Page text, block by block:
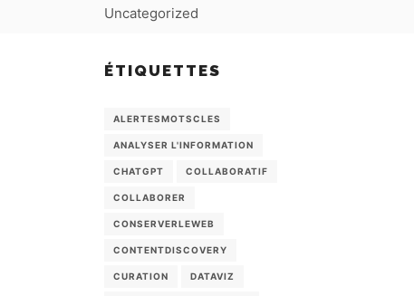
Uncategorized
ÉTIQUETTES
ALERTESMOTSCLES
ANALYSER L'INFORMATION
CHATGPT COLLABORATIF
COLLABORER
CONSERVERLEWEB
CONTENTDISCOVERY
CURATION DATAVIZ